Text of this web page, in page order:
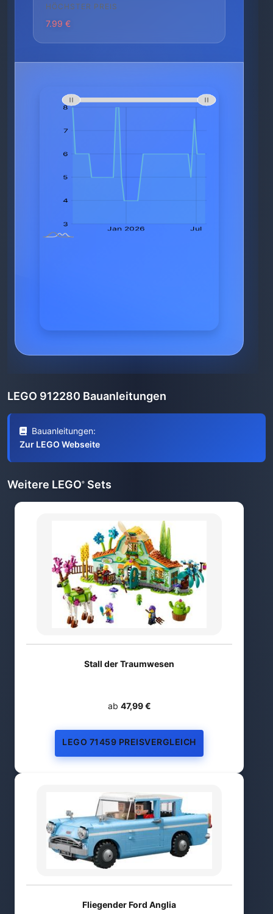
HÖCHSTER PREIS
7.99 €
LEGO 912280 Bauanleitungen
Bauanleitungen:
Zur LEGO Webseite
Weitere LEGO® Sets
Stall der Traumwesen
ab 47,99 €
LEGO 71459 PREISVERGLEICH
Fliegender Ford Anglia